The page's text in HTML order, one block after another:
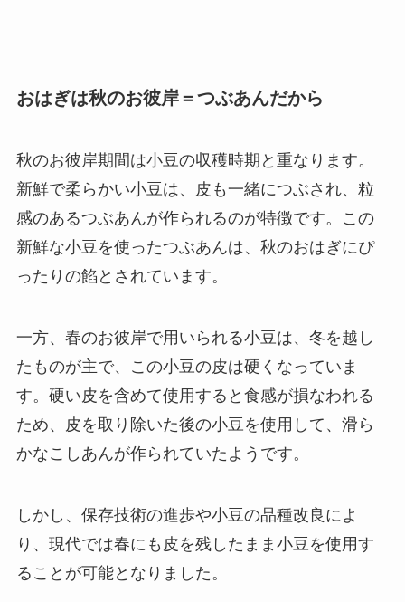
おはぎは秋のお彼岸＝つぶあんだから
秋のお彼岸期間は小豆の収穫時期と重なります。
新鮮で柔らかい小豆は、皮も一緒につぶされ、粒
感のあるつぶあんが作られるのが特徴です。この
新鮮な小豆を使ったつぶあんは、秋のおはぎにぴ
ったりの餡とされています。
一方、春のお彼岸で用いられる小豆は、冬を越し
たものが主で、この小豆の皮は硬くなっていま
す。硬い皮を含めて使用すると食感が損なわれる
ため、皮を取り除いた後の小豆を使用して、滑ら
かなこしあんが作られていたようです。
しかし、保存技術の進歩や小豆の品種改良によ
り、現代では春にも皮を残したまま小豆を使用す
ることが可能となりました。